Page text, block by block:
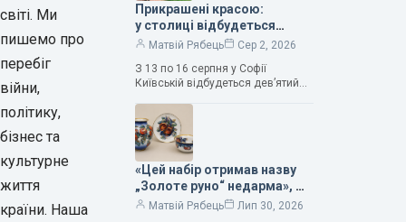
світі. Ми
пишемо про
перебіг
війни,
політику,
бізнес та
культурне
життя
країни. Наша
Прикрашені красою:
у столиці відбудеться
дев’ятий фестиваль
Матвій Рябець
Сер 2, 2026
З 13 по 16 серпня у Софії
Київській відбудеться дев’ятий
мистецтв Bouquet Kyiv Stage. Ця
подія традиційно…
«Цей набір отримав назву
„Золоте руно“ недарма», —
колекціонерка Людмила
Матвій Рябець
Лип 30, 2026